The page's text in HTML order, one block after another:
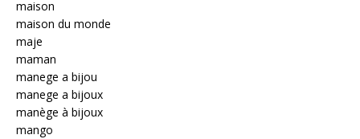
maison
maison du monde
maje
maman
manege a bijou
manege a bijoux
manège à bijoux
mango